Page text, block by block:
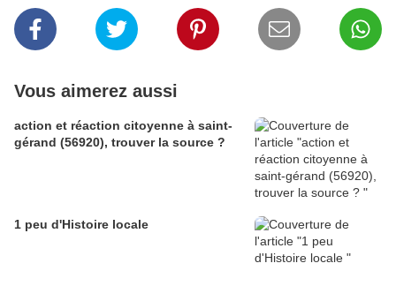
Vous aimerez aussi
action et réaction citoyenne à saint-
gérand (56920), trouver la source ?
1 peu d'Histoire locale